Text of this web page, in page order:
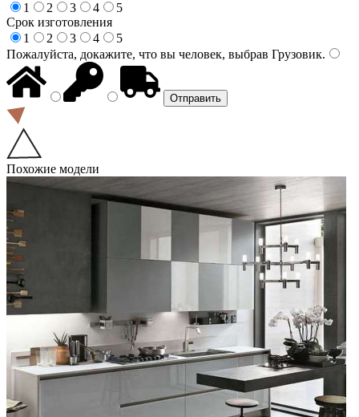
1
2 3 4
5
Срок изготовления
1
2 3 4
5
Пожалуйста, докажите, что вы человек, выбрав Грузовик.
Похожие модели